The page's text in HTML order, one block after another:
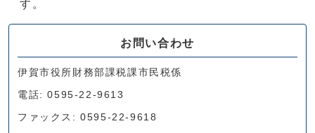
す。
お問い合わせ
伊賀市役所財務部課税課市民税係
電話: 0595-22-9613
ファックス: 0595-22-9618